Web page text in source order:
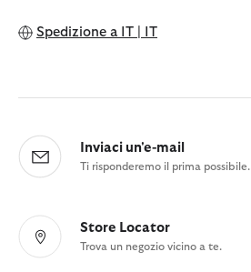
Spedizione a IT | IT
Inviaci un'e-mail
Ti risponderemo il prima possibile.
Store Locator
Trova un negozio vicino a te.